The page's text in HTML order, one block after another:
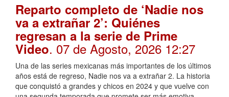
Reparto completo de ‘Nadie nos
va a extrañar 2’: Quiénes
regresan a la serie de Prime
Video. 07 de Agosto, 2026 12:27
Una de las series mexicanas más importantes de los últimos
años está de regreso, Nadie nos va a extrañar 2. La historia
que conquistó a grandes y chicos en 2024 y que vuelve con